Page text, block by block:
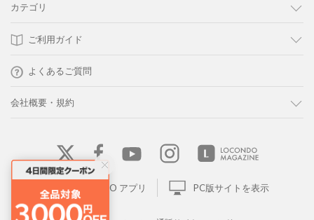
カテゴリ
ご利用ガイド
よくあるご質問
会社概要・規約
LOCONDO アプリ PC版サイトを表示